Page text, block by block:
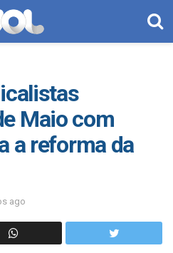
Maio com
a reforma da
ago